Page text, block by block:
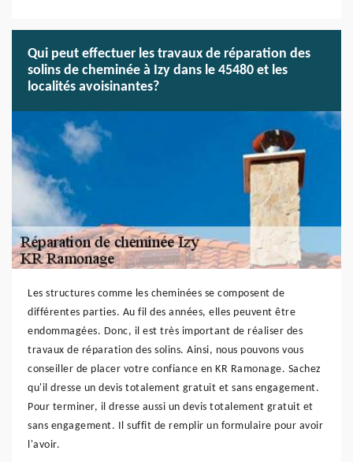
Qui peut effectuer les travaux de réparation des
solins de cheminée à Izy dans le 45480 et les
localités avoisinantes?
Les structures comme les cheminées se composent de
différentes parties. Au fil des années, elles peuvent être
endommagées. Donc, il est très important de réaliser des
travaux de réparation des solins. Ainsi, nous pouvons vous
conseiller de placer votre confiance en KR Ramonage. Sachez
qu'il dresse un devis totalement gratuit et sans engagement.
Pour terminer, il dresse aussi un devis totalement gratuit et
sans engagement. Il suffit de remplir un formulaire pour avoir
l'avoir.